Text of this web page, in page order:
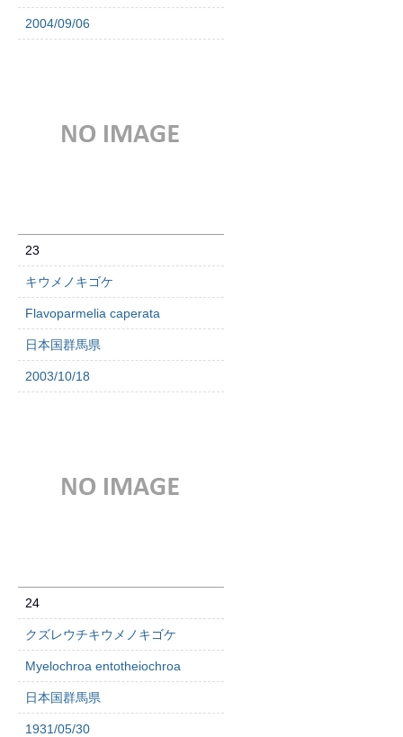
2004/09/06
23
キウメノキゴケ
Flavoparmelia caperata
日本国群馬県
2003/10/18
24
クズレウチキウメノキゴケ
Myelochroa entotheiochroa
日本国群馬県
1931/05/30